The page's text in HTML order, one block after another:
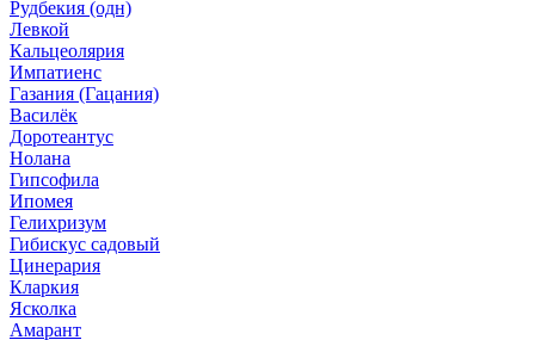
Рудбекия (одн)
Левкой
Кальцеолярия
Импатиенс
Газания (Гацания)
Василёк
Доротеантус
Нолана
Гипсофила
Ипомея
Гелихризум
Гибискус садовый
Цинерария
Кларкия
Ясколка
Амарант